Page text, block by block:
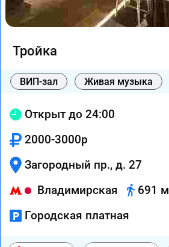
Тройка
ВИП-зал Живая музыка
Открыт до 24:00
2000-3000р
Загородный пр., д. 27
Владимирская
691 м
Городская платная